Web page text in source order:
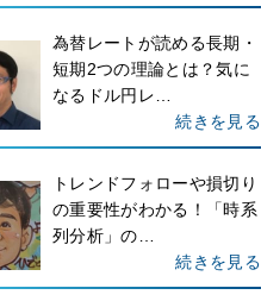
為替レートが読める長期・
短期2つの理論とは？気に
なるドル円レ…
続きを見る
トレンドフォローや損切り
の重要性がわかる！「時系
列分析」の…
続きを見る